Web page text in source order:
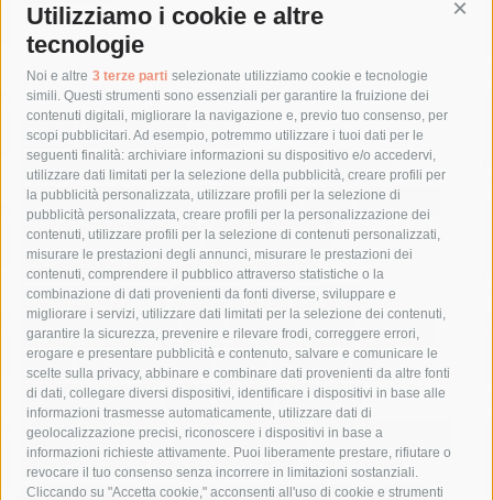
Utilizziamo i cookie e altre
tecnologie
Noi e altre 3 terze parti selezionate utilizziamo cookie e tecnologie
simili. Questi strumenti sono essenziali per garantire la fruizione dei
contenuti digitali, migliorare la navigazione e, previo tuo consenso, per
scopi pubblicitari. Ad esempio, potremmo utilizzare i tuoi dati per le
seguenti finalità: archiviare informazioni su dispositivo e/o accedervi,
utilizzare dati limitati per la selezione della pubblicità, creare profili per
la pubblicità personalizzata, utilizzare profili per la selezione di
pubblicità personalizzata, creare profili per la personalizzazione dei
contenuti, utilizzare profili per la selezione di contenuti personalizzati,
misurare le prestazioni degli annunci, misurare le prestazioni dei
contenuti, comprendere il pubblico attraverso statistiche o la
combinazione di dati provenienti da fonti diverse, sviluppare e
migliorare i servizi, utilizzare dati limitati per la selezione dei contenuti,
garantire la sicurezza, prevenire e rilevare frodi, correggere errori,
erogare e presentare pubblicità e contenuto, salvare e comunicare le
scelte sulla privacy, abbinare e combinare dati provenienti da altre fonti
di dati, collegare diversi dispositivi, identificare i dispositivi in base alle
informazioni trasmesse automaticamente, utilizzare dati di
geolocalizzazione precisi, riconoscere i dispositivi in base a
informazioni richieste attivamente. Puoi liberamente prestare, rifiutare o
revocare il tuo consenso senza incorrere in limitazioni sostanziali.
Cliccando su "Accetta cookie," acconsenti all'uso di cookie e strumenti
Tag
acqua allerta meteo
anas
area marina protetta di punta campanella
arresto
Asl Napoli 3 sud
capitaneria di porto capri
carabinieri
castellammare di stabia
circumvesuviana
comune di sorrento
concerto
contagi
costiera amalfitana
covid-19 eav
elezioni
fondazione sorrento
gori guardia costiera
incidente
lavori
lorenzo balducelli mare
massa lubrense
massimo coppola
Meta napoli
ordinanza
penisola sorrentina
piano di sorrento
polizia municipale
protezione civile
Regione Campania
sant'agnello